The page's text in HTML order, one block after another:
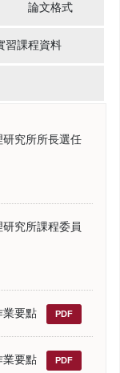
論文格式
習課程資料
究所所長選任
究所課程委員
業要點 PDF
業要點 PDF